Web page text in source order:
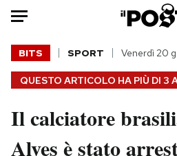
HOME
Italia
QUESTO ARTICOLO HA PIÙ DI 3
BITS SPORT Venerdì 20
Il calciatore
Alves è stato